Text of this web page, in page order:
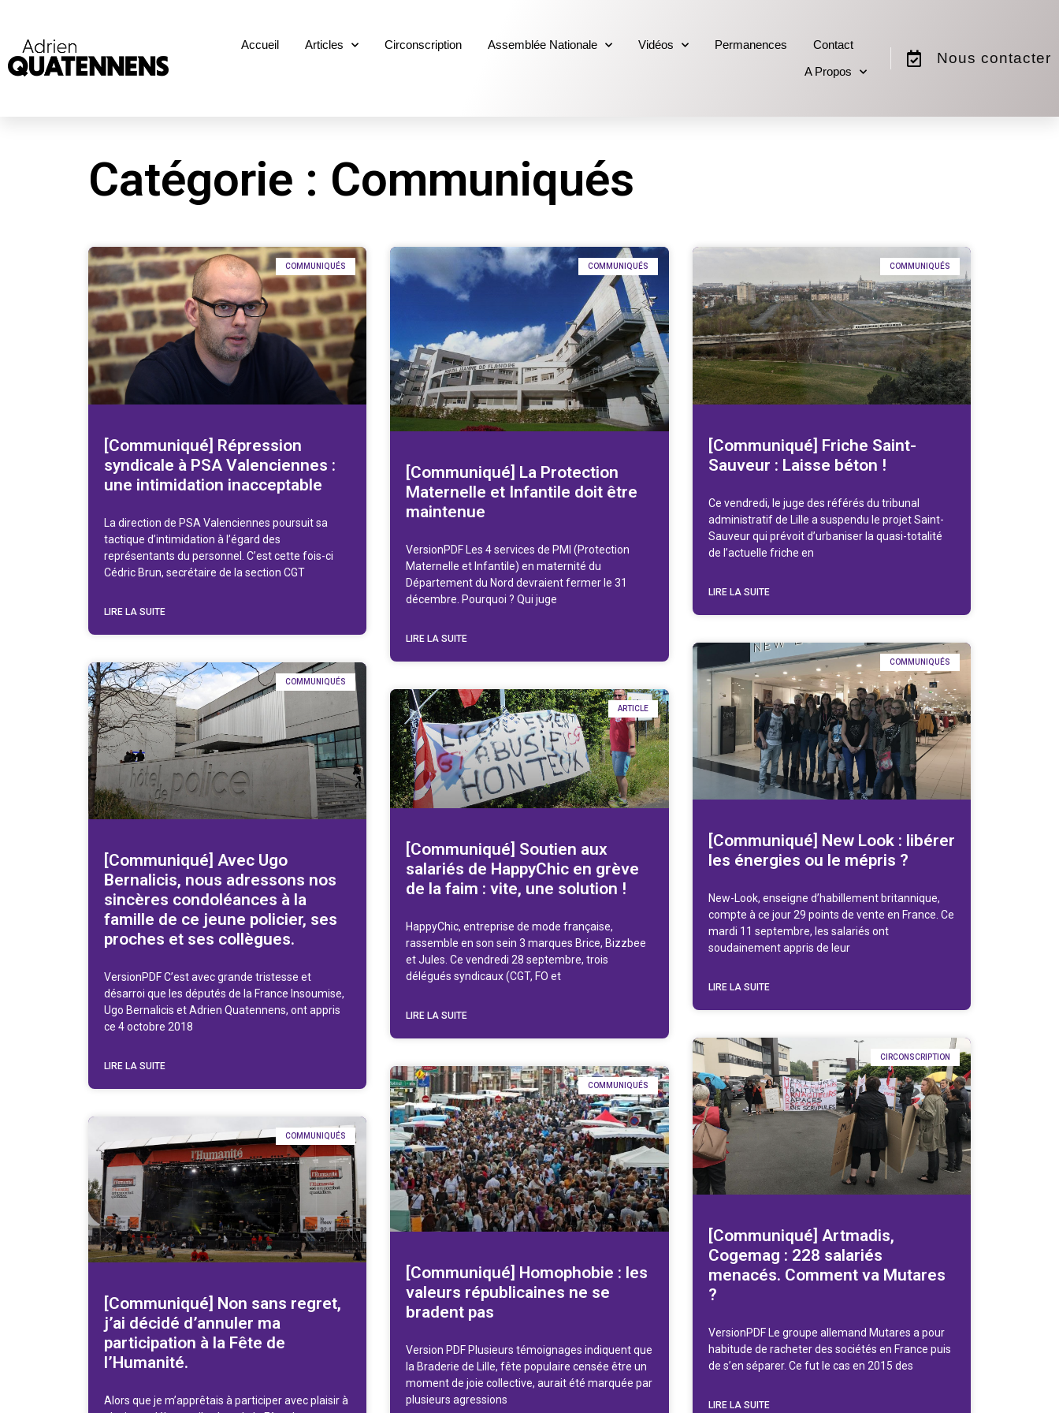
Accueil Articles Circonscription Assemblée Nationale Vidéos Permanences
Contact
A Propos
Nous contacter
Catégorie : Communiqués
COMMUNIQUÉS
[Communiqué] Répression
syndicale à PSA Valenciennes :
une intimidation inacceptable
La direction de PSA Valenciennes poursuit sa
tactique d’intimidation à l’égard des
représentants du personnel. C’est cette fois-ci
Cédric Brun, secrétaire de la section CGT
LIRE LA SUITE
COMMUNIQUÉS
[Communiqué] La Protection
Maternelle et Infantile doit être
maintenue
VersionPDF Les 4 services de PMI (Protection
Maternelle et Infantile) en maternité du
Département du Nord devraient fermer le 31
décembre. Pourquoi ? Qui juge
LIRE LA SUITE
COMMUNIQUÉS
[Communiqué] Friche Saint-
Sauveur : Laisse béton !
Ce vendredi, le juge des référés du tribunal
administratif de Lille a suspendu le projet Saint-
Sauveur qui prévoit d’urbaniser la quasi-totalité
de l’actuelle friche en
LIRE LA SUITE
COMMUNIQUÉS
[Communiqué] Avec Ugo
Bernalicis, nous adressons nos
sincères condoléances à la
famille de ce jeune policier, ses
proches et ses collègues.
VersionPDF C’est avec grande tristesse et
désarroi que les députés de la France Insoumise,
Ugo Bernalicis et Adrien Quatennens, ont appris
ce 4 octobre 2018
LIRE LA SUITE
ARTICLE
[Communiqué] Soutien aux
salariés de HappyChic en grève
de la faim : vite, une solution !
HappyChic, entreprise de mode française,
rassemble en son sein 3 marques Brice, Bizzbee
et Jules. Ce vendredi 28 septembre, trois
délégués syndicaux (CGT, FO et
LIRE LA SUITE
COMMUNIQUÉS
[Communiqué] New Look : libérer
les énergies ou le mépris ?
New-Look, enseigne d’habillement britannique,
compte à ce jour 29 points de vente en France. Ce
mardi 11 septembre, les salariés ont
soudainement appris de leur
LIRE LA SUITE
COMMUNIQUÉS
[Communiqué] Non sans regret,
j’ai décidé d’annuler ma
participation à la Fête de
l’Humanité.
Alors que je m’apprêtais à participer avec plaisir à
COMMUNIQUÉS
[Communiqué] Homophobie : les
valeurs républicaines ne se
bradent pas
Version PDF Plusieurs témoignages indiquent que
la Braderie de Lille, fête populaire censée être un
moment de joie collective, aurait été marquée par
plusieurs agressions
CIRCONSCRIPTION
[Communiqué] Artmadis,
Cogemag : 228 salariés
menacés. Comment va Mutares
?
VersionPDF Le groupe allemand Mutares a pour
habitude de racheter des sociétés en France puis
de s’en séparer. Ce fut le cas en 2015 des
LIRE LA SUITE